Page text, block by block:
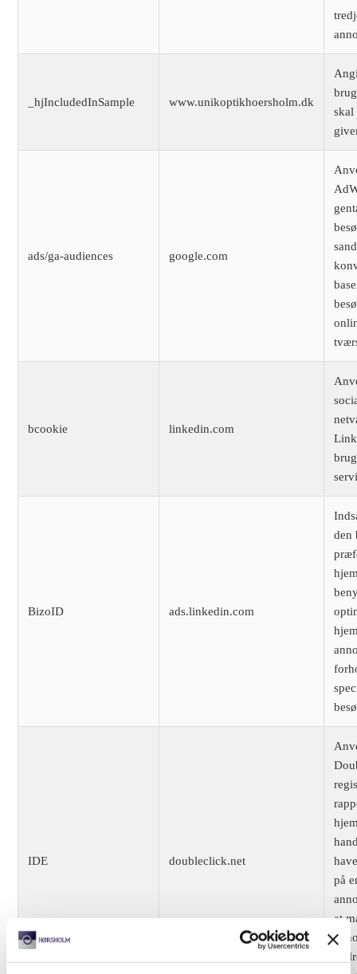
_hjIncludedInSample www.unikoptikhoersholm.dk
skal
ads/ga-audiences google.com
bcookie linkedin.com
BizoID ads.linkedin.com
den
IDE doubleclick.net
på
at